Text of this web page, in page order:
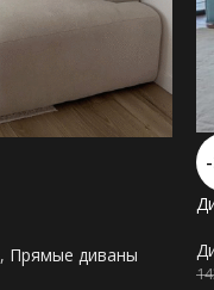
, Прямые диваны